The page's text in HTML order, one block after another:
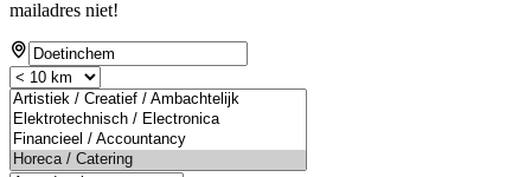
mailadres niet!